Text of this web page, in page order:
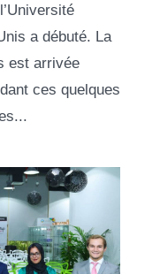
a débuté. La
est arrivée
ces quelques